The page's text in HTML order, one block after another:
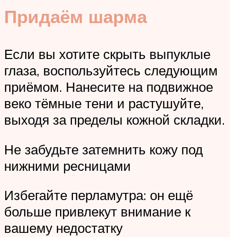
Придаём шарма
Если вы хотите скрыть выпуклые
глаза, воспользуйтесь следующим
приёмом. Нанесите на подвижное
веко тёмные тени и растушуйте,
выходя за пределы кожной складки.
Не забудьте затемнить кожу под
нижними ресницами
Избегайте перламутра: он ещё
больше привлекут внимание к
вашему недостатку